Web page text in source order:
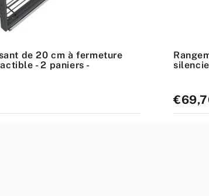
de 20 cm à fermeture
- 2 paniers -
Prix